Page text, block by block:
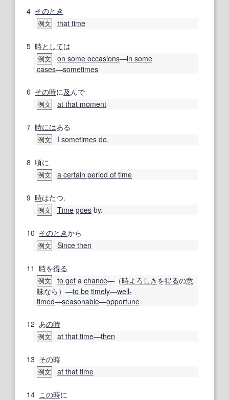
4 そのとき
例文 that time
5 時としては
例文 on some occasions―in some
cases―sometimes
6 その時に及 んで
例文 at that moment
7 時にはある
例文 I sometimes do.
8 頃に
例文 a certain period of time
9 時はたつ.
例文 Time goes by.
10 そのときから
例文 Since then
11 時を得る
例文 to get a chance―（時よろしき を得るの意
味なら）―to be timely―well-
timed―seasonable―opportune
12 あの時
例文 at that time―then
13 その時
例文 at that time
14 この時に